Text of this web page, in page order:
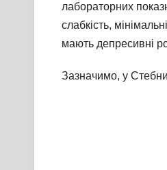
лабораторних
слабкість,
мають депресивні
Зазначимо, у